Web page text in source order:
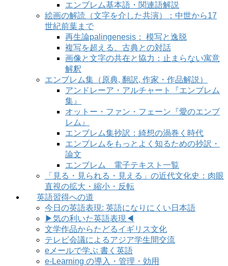
エンブレム基本語・関連語解説
絵画の解読（文字を介した共演）：中世から17
世紀前葉まで
再生論palingenesis： 模写と逸脱
複写を超える、古典との対話
画像と文字の共在と協力：止まらない寓意
解釈
エンブレム集（原典, 翻訳, 作家・作品解説）
アンドレーア・アルチャート『エンブレム
集』
オットー・ファン・フェーン『愛のエンブ
レム』
エンブレム集抄訳：綺想の渦巻く時代
エンブレムをもっとよく知るための抄訳・
論文
エンブレム 電子テキスト一覧
「見る・見られる・見える」の近代文化史：肉眼
直視の拡大・縮小・反転
英語習得への道
今日の英語表現: 英語になりにくい日本語
▶気の利いた英語表現◀
文学作品からたどるイギリス文化
テレビ会議によるアジア学生間交流
eメールで学ぶ 書く英語
e-Learning の導入・管理・効用